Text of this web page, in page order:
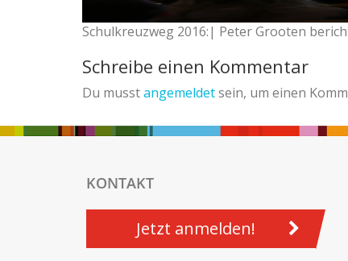
Schulkreuzweg 2016:| Peter Grooten
Schreibe einen Kommentar
Du musstangemeldetsein, um einen
KONTAKT
Jetzt anmelden!